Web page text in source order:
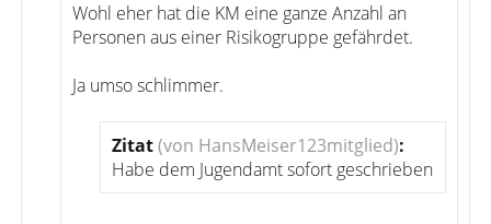
Wohl eher hat die KM eine ganze Anzahl an
Personen aus einer Risikogruppe gefährdet.
Ja umso schlimmer.
Zitat(von HansMeiser123mitglied):
Habe dem Jugendamt sofort geschrieben